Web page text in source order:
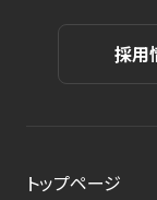
採用
トップページ